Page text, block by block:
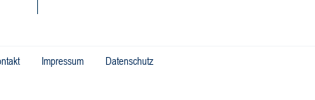
Impressum Datenschutz